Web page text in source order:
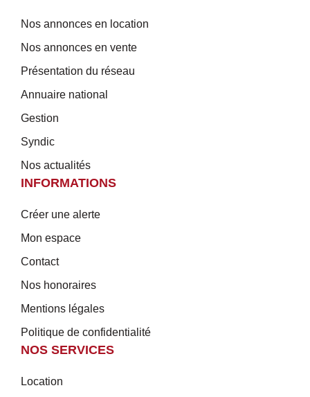
Nos annonces en location
Nos annonces en vente
Présentation du réseau
Annuaire national
Gestion
Syndic
Nos actualités
INFORMATIONS
Créer une alerte
Mon espace
Contact
Nos honoraires
Mentions légales
Politique de confidentialité
NOS SERVICES
Location